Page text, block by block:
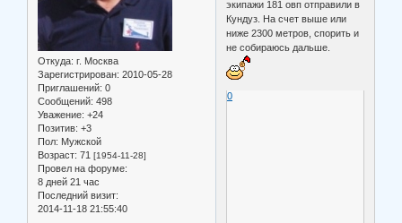
Откуда: г. Москва
Зарегистрирован: 2010-05-28
Приглашений: 0
Сообщений: 498
Уважение: +24
Позитив: +3
Пол: Мужской
Возраст: 71 [1954-11-28]
Провел на форуме:
8 дней 21 час
Последний визит:
2014-11-18 21:55:40
экипажи 181 овп отправили в
Кундуз. На счет выше или
ниже 2300 метров, спорить и
не собираюсь дальше.
0